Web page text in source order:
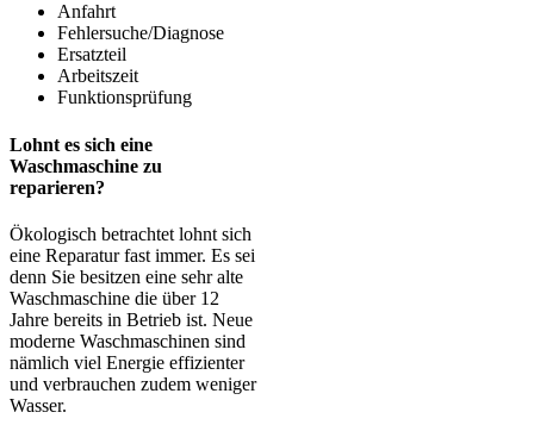
Anfahrt
Fehlersuche/Diagnose
Ersatzteil
Arbeitszeit
Funktionsprüfung
Lohnt es sich eine
Waschmaschine zu
reparieren?
Ökologisch betrachtet lohnt sich
eine Reparatur fast immer. Es sei
denn Sie besitzen eine sehr alte
Waschmaschine die über 12
Jahre bereits in Betrieb ist. Neue
moderne Waschmaschinen sind
nämlich viel Energie effizienter
und verbrauchen zudem weniger
Wasser.